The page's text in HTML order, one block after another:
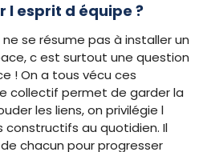
l esprit d équipe ?
se résume pas à installer un
c est surtout une question
! On a tous vécu ces
collectif permet de garder la
les liens, on privilégie l
au quotidien. Il
chacun pour progresser